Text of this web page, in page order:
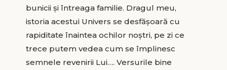
bunicii și întreaga familie. Dragul meu,
istoria acestui Univers se desfășoară cu
rapiditate înaintea ochilor noștri, pe zi ce
trece putem vedea cum se împlinesc
semnele revenirii Lui…. Versurile bine